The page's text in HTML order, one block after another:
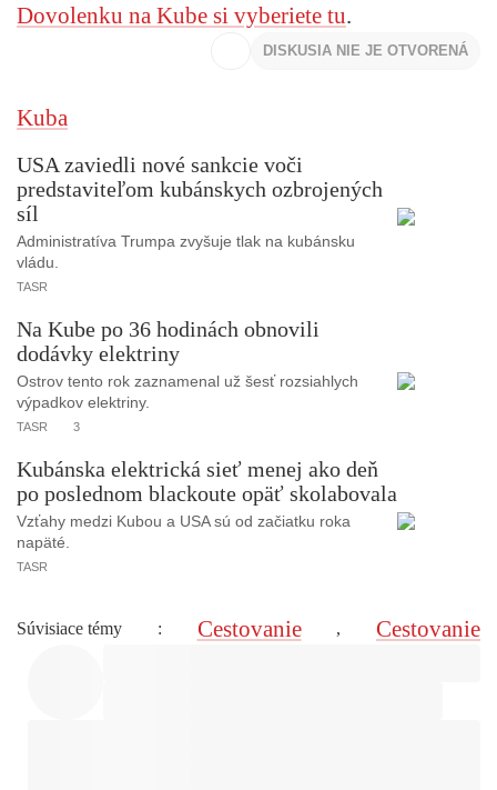
Dovolenku na Kube si vyberiete tu.
DISKUSIA NIE JE OTVORENÁ
Kuba
USA zaviedli nové sankcie voči
predstaviteľom kubánskych ozbrojených
síl
Administratíva Trumpa zvyšuje tlak na kubánsku
vládu.
TASR
Na Kube po 36 hodinách obnovili
dodávky elektriny
Ostrov tento rok zaznamenal už šesť rozsiahlych
výpadkov elektriny.
TASR 3
Kubánska elektrická sieť menej ako deň
po poslednom blackoute opäť skolabovala
Vzťahy medzi Kubou a USA sú od začiatku roka
napäté.
TASR
Súvisiace témy : Cestovanie , Cestovanie